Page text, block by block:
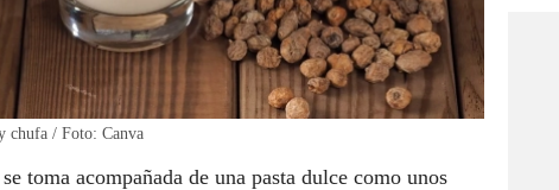
chufa / Foto: Canva
toma acompañada de una pasta dulce como unos